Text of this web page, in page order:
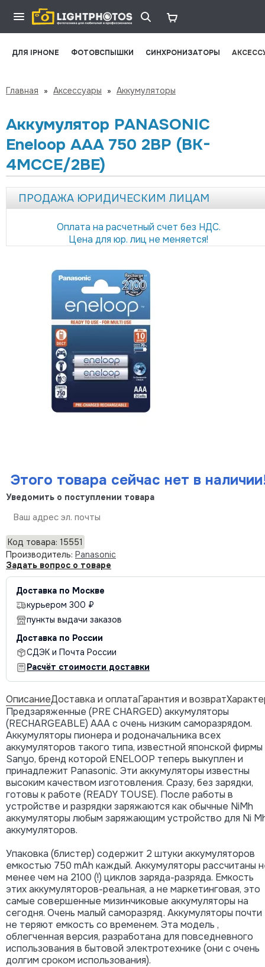
ДЛЯ IPHONE ФОТОВСПЫШКИ СИНХРОНИЗАТОРЫ
Главная » Аксессуары » Аккумуляторы
Аккумулятор PANASONIC
Eneloop AAA 750 2BP (BK-
4MCCE/2BE)
ПРОДАЖА ЮРИДИЧЕСКИМ ЛИЦАМ
Оплата на расчетный счет без НДС.
Цена для юр. лиц не меняется!
Этого товара сейчас нет в
Уведомить о поступлении товара
Код товара: 15551
Производитель: Panasonic
Задать вопрос о товаре
Доставка по Москве
курьером 300 ₽
пункты выдачи заказов
Доставка по России
СДЭК и Почта России
Расчёт стоимости доставки
ОписаниеДоставка и оплатаГарантия и возврат
Предзаряженные (PRE CHARGED) аккумуляторы
(RECHARGEABLE) AAA с очень низким саморазрядом.
Аккумуляторы пионера и родоначальника всех
аккумуляторов такого типа, известной японской фирмы
Sanyo, бренд которой ENELOOP теперь выкуплен и
принадлежит Panasonic. Эти аккумуляторы известны
высоким качеством изготовления. Сразу, без зарядки,
готовы к работе (READY TOUSE). После работы в
устройстве и разрядки заряжаются как обычные NiMh
аккумуляторы любым заряжающим устройство для Ni
аккумуляторов.
Упаковка (блистер) содержит 2 штуки аккумуляторов
емкостью 750 mAh каждый. Аккумуляторы рассчитаны
менее чем на 2100 (!) циклов заряда-разряда. Емкость
этих аккумуляторов-реальная, а не маркетинговая, это
самые совершенные мизинчиковые аккумуляторы на
сегодня. Очень малый саморазряд. Аккумуляторы почти
не теряют емкость со временем. Эта модель ,
облегченная версия, разработана для повседневного
использования в бытовой электротехнике (они с очень
долгим сроком использования).